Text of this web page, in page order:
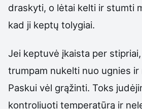
draskyti, o lėtai kelti ir stumti
kad ji keptų tolygiai.
Jei keptuvė įkaista per stipriai,
trumpam nukelti nuo ugnies ir
Paskui vėl grąžinti. Toks
kontroliuoti temperatūrą ir